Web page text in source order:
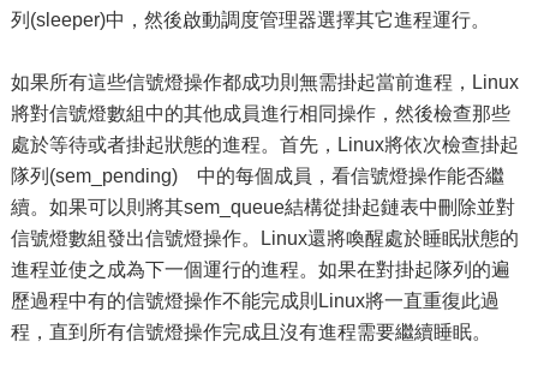
列(sleeper)中，然後啟動調度管理器選擇其它進程運行。
如果所有這些信號燈操作都成功則無需掛起當前進程，Linux
將對信號燈數組中的其他成員進行相同操作，然後檢查那些
處於等待或者掛起狀態的進程。首先，Linux將依次檢查掛起
隊列(sem_pending) 中的每個成員，看信號燈操作能否繼
續。如果可以則將其sem_queue結構從掛起鏈表中刪除並對
信號燈數組發出信號燈操作。Linux還將喚醒處於睡眠狀態的
進程並使之成為下一個運行的進程。如果在對掛起隊列的遍
歷過程中有的信號燈操作不能完成則Linux將一直重復此過
程，直到所有信號燈操作完成且沒有進程需要繼續睡眠。